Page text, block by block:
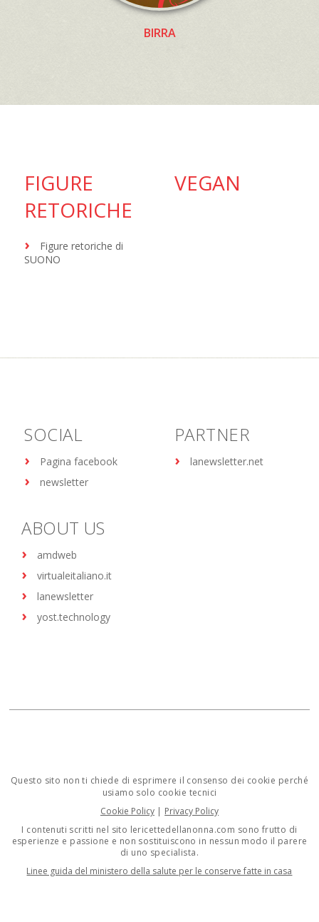
BIRRA
FIGURE
RETORICHE
Figure retoriche di
SUONO
VEGAN
SOCIAL
Pagina facebook
newsletter
PARTNER
lanewsletter.net
ABOUT US
amdweb
virtualeitaliano.it
lanewsletter
yost.technology
Questo sito non ti chiede di esprimere il consenso dei cookie perché
usiamo solo cookie tecnici
Cookie Policy| Privacy Policy
I contenuti scritti nel sito lericettedellanonna.com sono frutto di
esperienze e passione e non sostituiscono in nessun modo il parere
di uno specialista.
Linee guida del ministero della salute per le conserve fatte in casa